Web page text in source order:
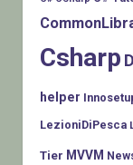
Csharp
helper
LezioniDiPesca
Tier MVVM